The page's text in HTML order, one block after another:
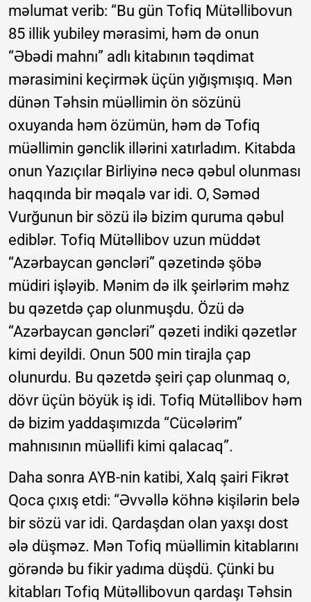
məlumat verib: “Bu gün Tofiq Mütəllibovun
85 illik yubiley mərasimi, həm də onun
“Əbədi mahnı” adlı kitabının təqdimat
mərasimini keçirmək üçün yığışmışıq. Mən
dünən Təhsin müəllimin ön sözünü
oxuyanda həm özümün, həm də Tofiq
müəllimin gənclik illərini xatırladım. Kitabda
onun Yazıçılar Birliyinə necə qəbul olunması
haqqında bir məqalə var idi. O, Səməd
Vurğunun bir sözü ilə bizim quruma qəbul
ediblər. Tofiq Mütəllibov uzun müddət
“Azərbaycan gəncləri” qəzetində şöbə
müdiri işləyib. Mənim də ilk şeirlərim məhz
bu qəzetdə çap olunmuşdu. Özü də
“Azərbaycan gəncləri” qəzeti indiki qəzetlər
kimi deyildi. Onun 500 min tirajla çap
olunurdu. Bu qəzetdə şeiri çap olunmaq o,
dövr üçün böyük iş idi. Tofiq Mütəllibov həm
də bizim yaddaşımızda “Cücələrim”
mahnısının müəllifi kimi qalacaq”.
Daha sonra AYB-nin katibi, Xalq şairi Fikrət
Qoca çıxış etdi: “Əvvəllə köhnə kişilərin belə
bir sözü var idi. Qardaşdan olan yaxşı dost
ələ düşməz. Mən Tofiq müəllimin kitablarını
görəndə bu fikir yadıma düşdü. Çünki bu
kitabları Tofiq Mütəllibovun qardaşı Təhsin